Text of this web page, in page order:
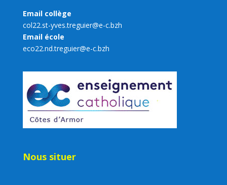
Email collège
col22.st-yves.treguier@e-c.bzh
Email école
eco22.nd.treguier@e-c.bzh
Nous situer